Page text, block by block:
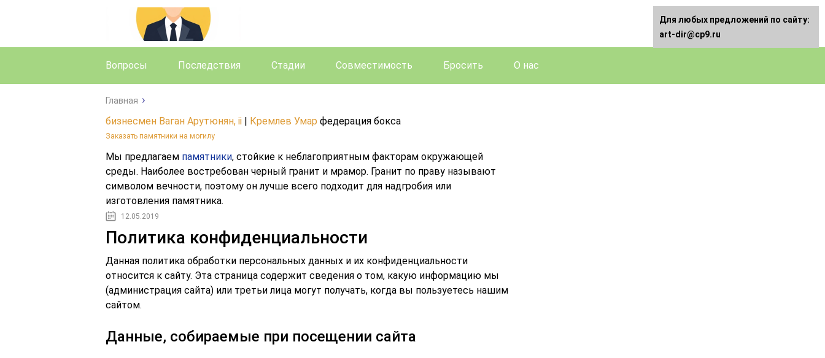
Вопросы Последствия Стадии Совместимость Бросить О нас
Главная
бизнесмен Ваган Арутюнян, ii | Кремлев Умар федерация бокса
Заказать памятники на могилу
Мы предлагаем памятники, стойкие к неблагоприятным факторам окружающей
среды. Наиболее востребован черный гранит и мрамор. Гранит по праву называют
символом вечности, поэтому он лучше всего подходит для надгробия или
изготовления памятника.
12.05.2019
Политика конфиденциальности
Данная политика обработки персональных данных и их конфиденциальности
относится к сайту. Эта страница содержит сведения о том, какую информацию мы
(администрация сайта) или третьи лица могут получать, когда вы пользуетесь нашим
сайтом.
Данные, собираемые при посещении сайта
Для любых предложений по сайту:
art-dir@cp9.ru